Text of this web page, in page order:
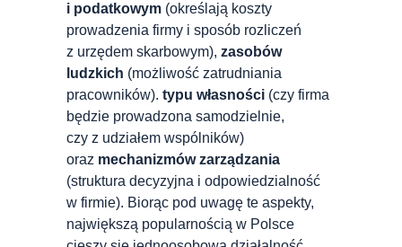
i podatkowym (określają koszty
prowadzenia firmy i sposób rozliczeń
z urzędem skarbowym), zasobów
ludzkich (możliwość zatrudniania
pracowników). typu własności (czy firma
będzie prowadzona samodzielnie,
czy z udziałem wspólników)
oraz mechanizmów zarządzania
(struktura decyzyjna i odpowiedzialność
w firmie). Biorąc pod uwagę te aspekty,
największą popularnością w Polsce